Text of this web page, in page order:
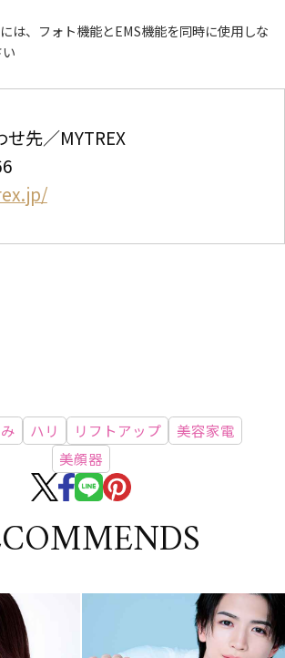
は、フォト機能とEMS機能を同時に使用しな
せ先／MYTREX
ハリ リフトアップ
美容家電
美顔器